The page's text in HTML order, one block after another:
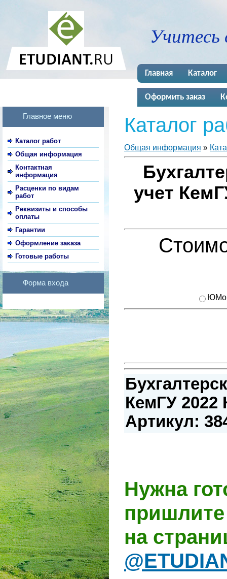
Учитесь
Главная Каталог
Оформить заказ
Главное меню
Каталог работ
Общая информация
Контактная
информация
Расценки по видам
работ
Реквизиты и способы
оплаты
Гарантии
Оформление заказа
Готовые работы
Форма входа
Каталог
Общая информация »
учет
КемГУ 2022
Артикул:
Нужна
на